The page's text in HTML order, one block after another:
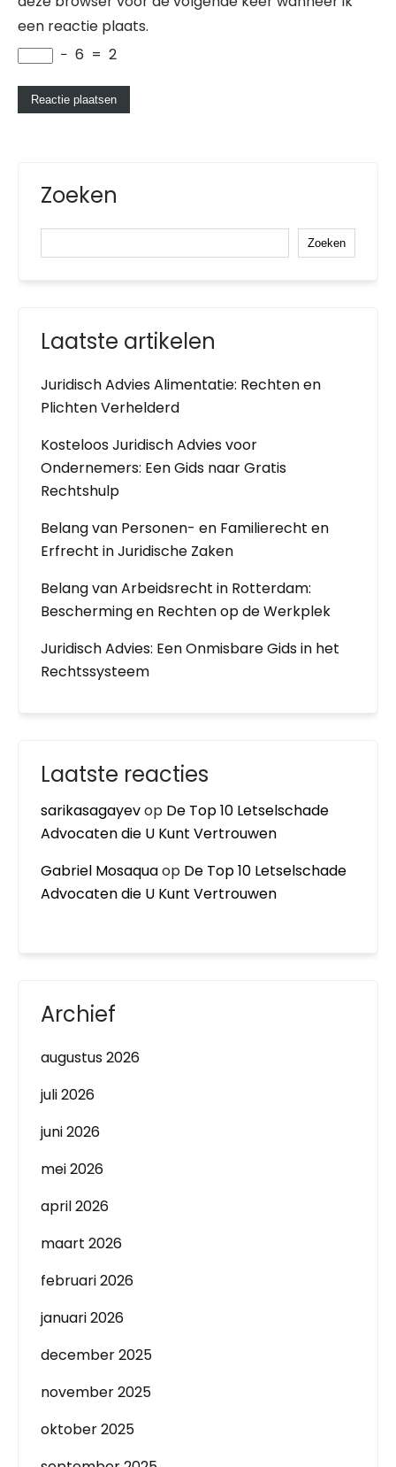
een reactie plaats.
− 6 = 2
Zoeken
Zoeken
Laatste artikelen
Juridisch Advies Alimentatie: Rechten en
Plichten Verhelderd
Kosteloos Juridisch Advies voor
Ondernemers: Een Gids naar Gratis
Rechtshulp
Belang van Personen- en Familierecht en
Erfrecht in Juridische Zaken
Belang van Arbeidsrecht in Rotterdam:
Bescherming en Rechten op de Werkplek
Juridisch Advies: Een Onmisbare Gids in het
Rechtssysteem
Laatste reacties
sarikasagayevop De Top 10 Letselschade
Advocaten die U Kunt Vertrouwen
Gabriel Mosaquaop De Top 10 Letselschade
Advocaten die U Kunt Vertrouwen
Archief
augustus 2026
juli 2026
juni 2026
mei 2026
april 2026
maart 2026
februari 2026
januari 2026
december 2025
november 2025
oktober 2025